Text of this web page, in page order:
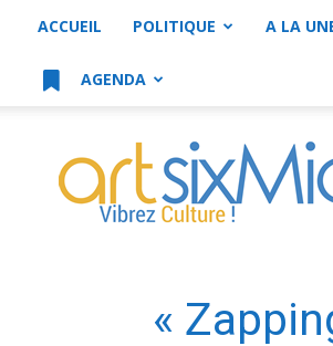
ACCUEIL POLITIQUE A LA
AGENDA
artsixMic
«